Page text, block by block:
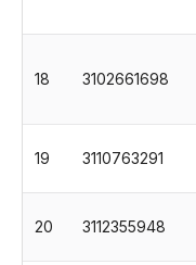
18 3102661698
19 3110763291
20 3112355948